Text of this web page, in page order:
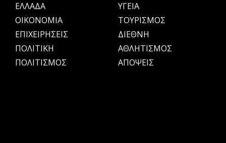
ΕΛΛΑΔΑ
OIKONOMIA
ΕΠΙΧΕΙΡΗΣΕΙΣ
ΠΟΛΙΤΙΚΗ
ΠΟΛΙΤΙΣΜΟΣ
ΥΓΕΙΑ
ΤΟΥΡΙΣΜΟΣ
ΔΙΕΘΝΗ
ΑΘΛΗΤΙΣΜΟΣ
ΑΠΟΨΕΙΣ